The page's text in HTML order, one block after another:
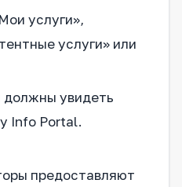
услуги»,
услуги» или
должны увидеть
Info Portal.
предоставляют